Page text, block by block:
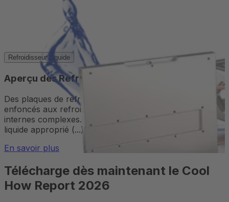
Refroidisseur Liquide
Aperçu des Refroidisseurs Liquides
Des plaques de refroidissement liquides avec tubes
enfoncés aux refroidisseurs liquides avec des structures
internes complexes. Nous fabriquons le refroidisseur
liquide approprié (...)
En savoir plus
Télécharge dès maintenant le Cool
How Report 2026